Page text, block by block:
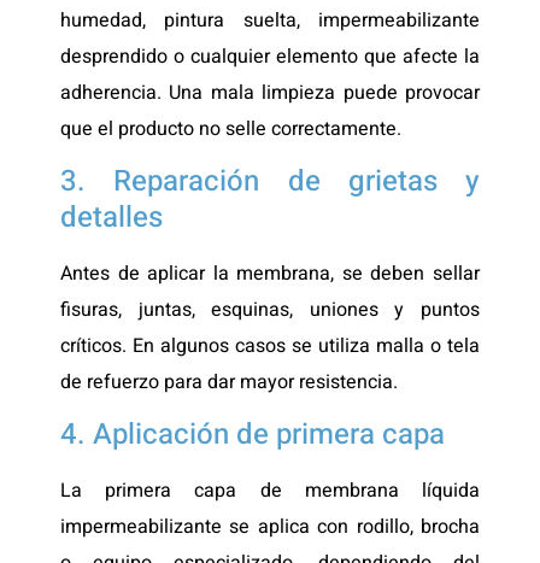
humedad, pintura suelta, impermeabilizante
desprendido o cualquier elemento que afecte la
adherencia. Una mala limpieza puede provocar
que el producto no selle correctamente.
3. Reparación de grietas y
detalles
Antes de aplicar la membrana, se deben sellar
fisuras, juntas, esquinas, uniones y puntos
críticos. En algunos casos se utiliza malla o tela
de refuerzo para dar mayor resistencia.
4. Aplicación de primera capa
La primera capa de membrana líquida
impermeabilizante se aplica con rodillo, brocha